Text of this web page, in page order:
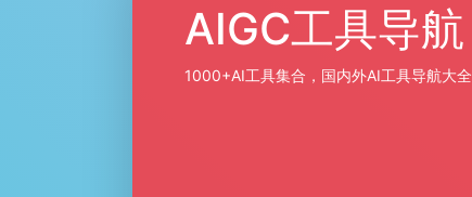
AIGC工具导航
1000+AI工具集合，国内外AI工具导航大全